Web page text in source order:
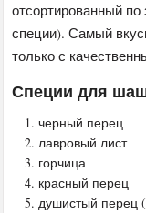
отсортированный
специи). Самый
только с
Специи для
черный перец
лавровый лист
горчица
красный перец
душистый перец